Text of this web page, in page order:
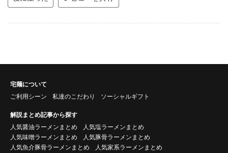
宅麺について
ご利用シーン
私達のこだわり ソーシャルギフト
解説まとめ記事から探す
人気醤油ラーメンまとめ
人気塩ラーメンまとめ
人気味噌ラーメンまとめ
人気豚骨ラーメンまとめ
人気魚介豚骨ラーメンまとめ
人気家系ラーメンまとめ